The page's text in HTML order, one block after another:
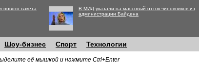
нового пакета
В МИД указали на массовый отток чиновников из
администрации Байдена
Шоу-бизнес Спорт Технологии
её мышкой и нажмите Ctrl+Enter